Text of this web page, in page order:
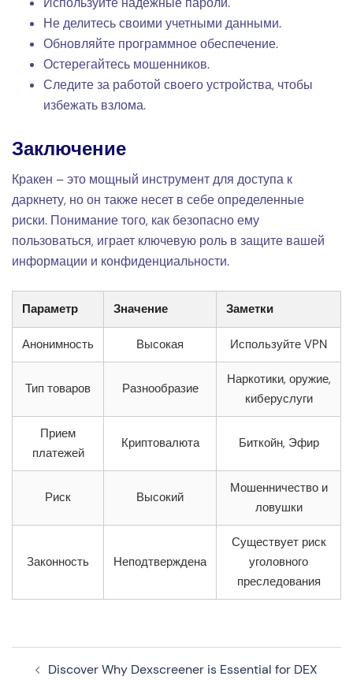
Не делитесь своими учетными данными.
Обновляйте программное обеспечение.
Остерегайтесь мошенников.
Следите за работой своего устройства, чтобы
избежать взлома.
Заключение
Кракен – это мощный инструмент для доступа к
даркнету, но он также несет в себе определенные
риски. Понимание того, как безопасно ему
пользоваться, играет ключевую роль в защите вашей
информации и конфиденциальности.
Параметр Значение Заметки
Анонимность Высокая Используйте VPN
Тип товаров Разнообразие
Наркотики, оружие,
киберуслуги
Прием
платежей
Криптовалюта Биткойн, Эфир
Риск Высокий
Мошенничество и
ловушки
Законность Неподтверждена
Существует риск
уголовного
преследования
Discover Why Dexscreener is Essential for DEX